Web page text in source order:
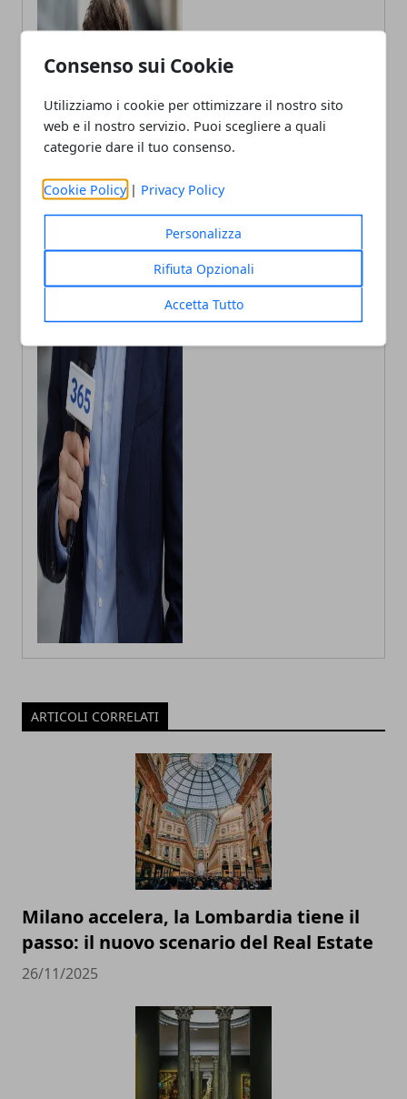
Consenso sui Cookie
Utilizziamo i cookie per ottimizzare il nostro sito
web e il nostro servizio. Puoi scegliere a quali
categorie dare il tuo consenso.
Cookie Policy | Privacy Policy
Personalizza
Rifiuta Opzionali
Accetta Tutto
Andrea Bianchi
Autore di articoli di attualità, casa e
tech porto in Italia le ultime novità.
ARTICOLI CORRELATI
Milano accelera, la Lombardia tiene il
passo: il nuovo scenario del Real Estate
26/11/2025